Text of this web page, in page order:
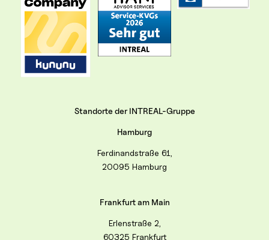
Standorte der INTREAL-Gruppe
Hamburg
Ferdinandstraße 61,
20095 Hamburg
Frankfurt am Main
Erlenstraße 2,
60325 Frankfurt